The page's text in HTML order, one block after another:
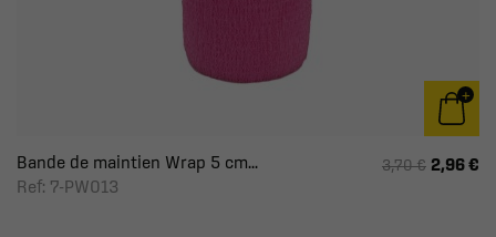
Bande de maintien Wrap 5 cm...
Ref: 7-PW013
3,70 € 2,96 €